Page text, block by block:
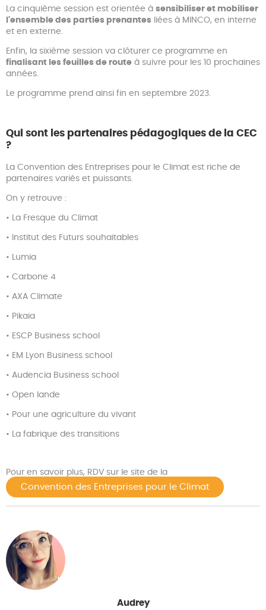
La cinquième session est orientée à sensibiliser et mobiliser
l'ensemble des parties prenantes liées à MINCO, en interne
et en externe.
Enfin, la sixième session va clôturer ce programme en
finalisant les feuilles de route à suivre pour les 10 prochaines
années.
Le programme prend ainsi fin en septembre 2023.
Qui sont les partenaires pédagogiques de la CEC
?
La Convention des Entreprises pour le Climat est riche de
partenaires variés et puissants.
On y retrouve :
• La Fresque du Climat
• Institut des Futurs souhaitables
• Lumia
• Carbone 4
• AXA Climate
• Pikaia
• ESCP Business school
• EM Lyon Business school
• Audencia Business school
• Open lande
• Pour une agriculture du vivant
• La fabrique des transitions
Pour en savoir plus, RDV sur le site de la
Convention des Entreprises pour le Climat
Audrey